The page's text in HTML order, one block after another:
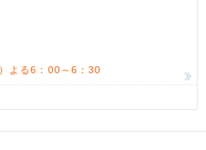
かんだ八ヶ岳 山小屋を営
よる6：00～6：30